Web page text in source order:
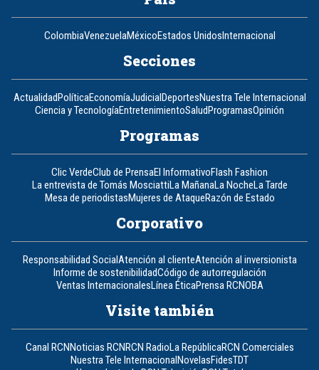
ColombiaVenezuelaMéxicoEstados UnidosInternacional
Secciones
ActualidadPolíticaEconomíaJudicialDeportesNuestra Tele Internacional
Ciencia y TecnologíaEntretenimientoSaludProgramasOpinión
Programas
Clic VerdeClub de PrensaEl InformativoFlash Fashion
La entrevista de Tomás MosciattiLa MañanaLa NocheLa Tarde
Mesa de periodistasMujeres de AtaqueRazón de Estado
Corporativo
Responsabilidad SocialAtención al clienteAtención al inversionista
Informe de sostenibilidadCódigo de autorregulación
Ventas InternacionalesLínea ÉticaPrensa RCNOBA
Visite también
Canal RCNNoticias RCNRCN RadioLa RepúblicaRCN Comerciales
Nuestra Tele InternacionalNovelasFidesTDT